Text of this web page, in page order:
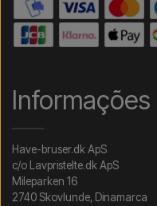
Informações
Have-bruser.dk ApS
c/o Lavpristelte.dk ApS
Mileparken 16
2740 Skovlunde, Dinamarca